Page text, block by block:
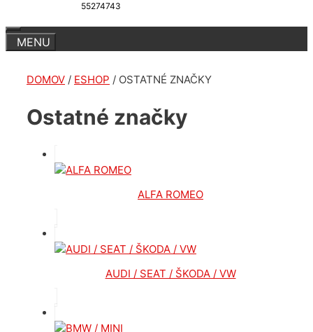
55274743
DOMOV / ESHOP / OSTATNÉ ZNAČKY
Ostatné značky
ALFA ROMEO
AUDI / SEAT / ŠKODA / VW